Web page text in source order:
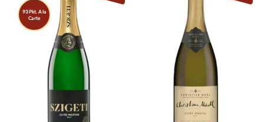
93 Pkt. A la
Carte